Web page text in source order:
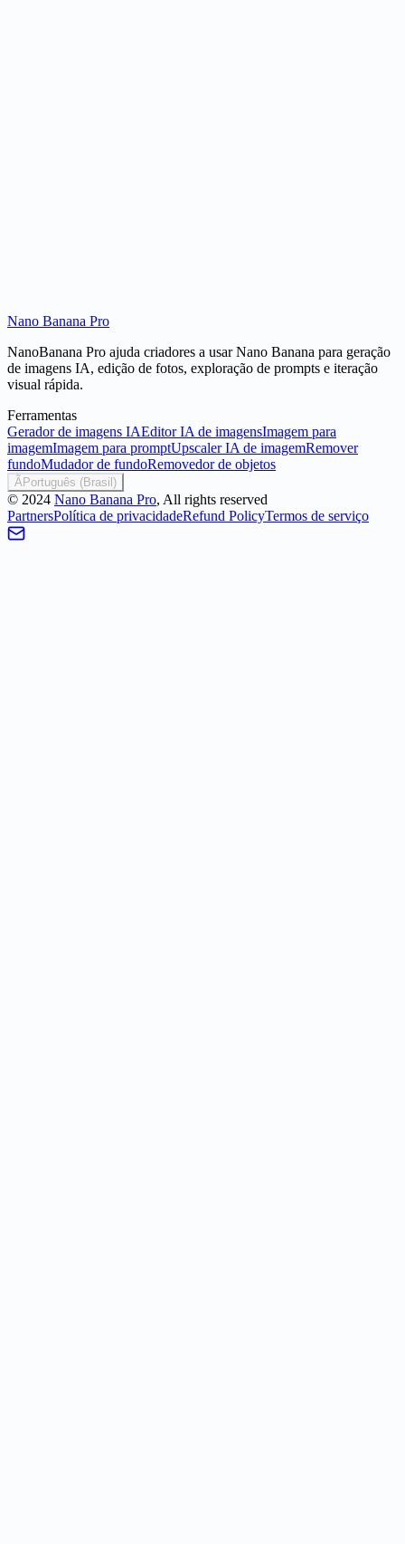
personagens colecionáveis.
Nano Banana Pro
NanoBanana Pro ajuda criadores a usar Nano Banana para geração
de imagens IA, edição de fotos, exploração de prompts e iteração
visual rápida.
Ferramentas
Gerador de imagens IAEditor IA de imagensImagem para
imagemImagem para promptUpscaler IA de imagemRemover
fundoMudador de fundoRemovedor de objetos
ÃPortuguês (Brasil)
© 2024 Nano Banana Pro, All rights reserved
PartnersPolítica de privacidadeRefund PolicyTermos de serviço